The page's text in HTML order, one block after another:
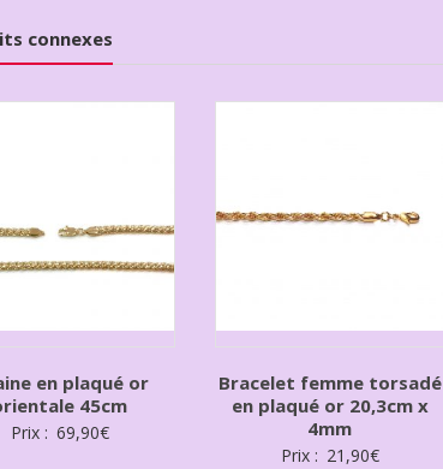
connexes
en plaqué or
45cm
Prix : 69,90€
Bracelet femme torsadé
en plaqué or 20,3cm x
4mm
Prix : 21,90€